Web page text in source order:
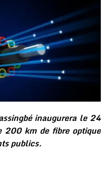
inaugurera le 24
200 km de fibre optique
publics.